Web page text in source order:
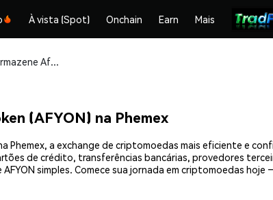
À vista (Spot) Onchain Earn Mais
Compre e armazene Afyonspor Fan Token (AFYON) com segurança
(AFYON) na Phemex
Phemex, a exchange de criptomoedas mais eficiente e
de crédito, transferências bancárias, provedores
simples. Comece sua jornada em criptomoedas